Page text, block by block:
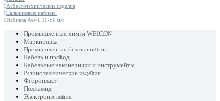
Асбестотехнические изделия
Сальниковые набивки
Набивка АФ-1 30-50 мм
Промышленная химия WEICON
Маркировка
Промышленная безопасность
Кабель и провод
Кабельные наконечники и инструменты
Резинотехнические изделия
Фторопласт
Полиамид
Электроизоляция